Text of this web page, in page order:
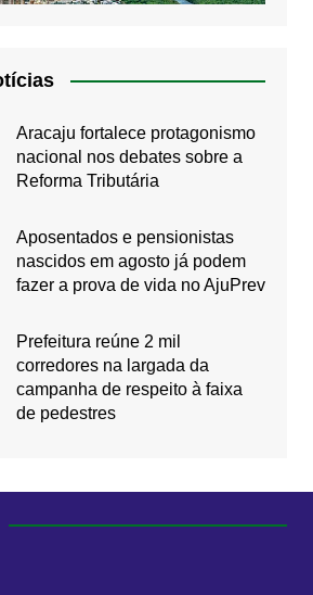
Aracaju fortalece protagonismo
nacional nos debates sobre a
Reforma Tributária
Aposentados e pensionistas
nascidos em agosto já podem
fazer a prova de vida no AjuPrev
Prefeitura reúne 2 mil
corredores na largada da
campanha de respeito à faixa
de pedestres